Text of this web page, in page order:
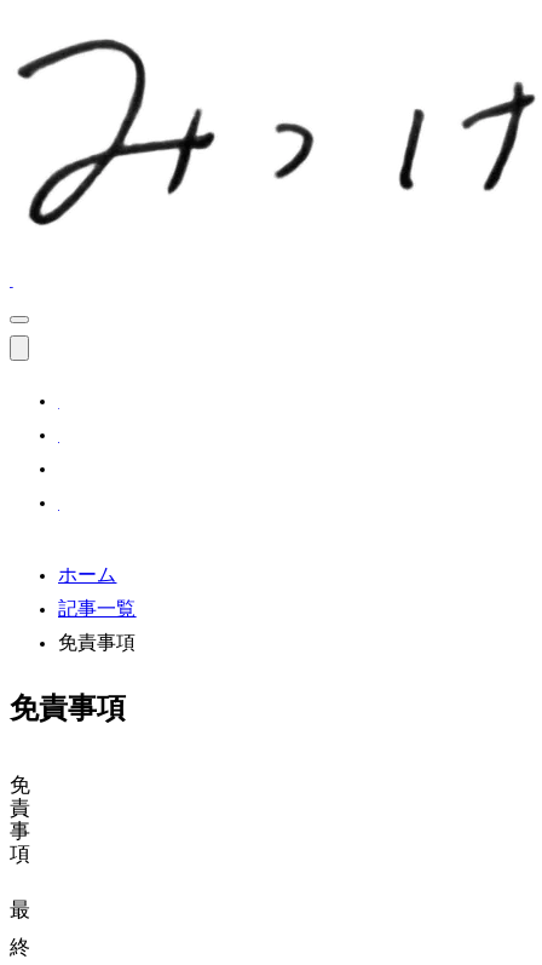
ホーム
記事一覧
免責事項
免責事項
免
責
事
項
最
終